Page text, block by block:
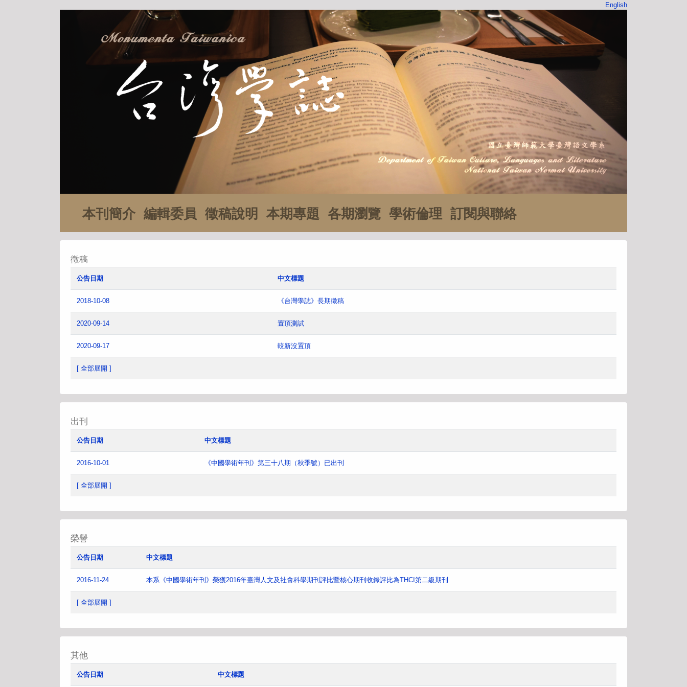
English
本刊簡介 編輯委員 徵稿說明 本期專題 各期瀏覽 學術倫理 訂閱與聯絡
徵稿
公告日期 中文標題
2018-10-08 《台灣學誌》長期徵稿
2020-09-14 置頂測試
2020-09-17 較新沒置頂
[ 全部展開 ]
出刊
公告日期 中文標題
2016-10-01 《中國學術年刊》第三十八期（秋季號）已出刊
[ 全部展開 ]
榮譽
公告日期 中文標題
2016-11-24 本系《中國學術年刊》榮獲2016年臺灣人文及社會科學期刊評比暨核心期刊收錄評比為THCI第二級期刊
[ 全部展開 ]
其他
公告日期 中文標題